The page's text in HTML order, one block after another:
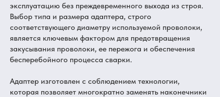
эксплуатацию без преждевременного выхода из строя.
Выбор типа и размера адаптера, строго
соответствующего диаметру используемой проволоки,
является ключевым фактором для предотвращения
закусывания проволоки, ее пережога и обеспечения
бесперебойного процесса сварки.
Адаптер изготовлен с соблюдением технологии,
которая позволяет многократно заменять наконечники